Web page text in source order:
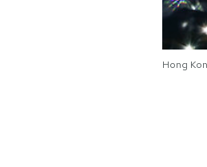
AREA PERSONALEHong